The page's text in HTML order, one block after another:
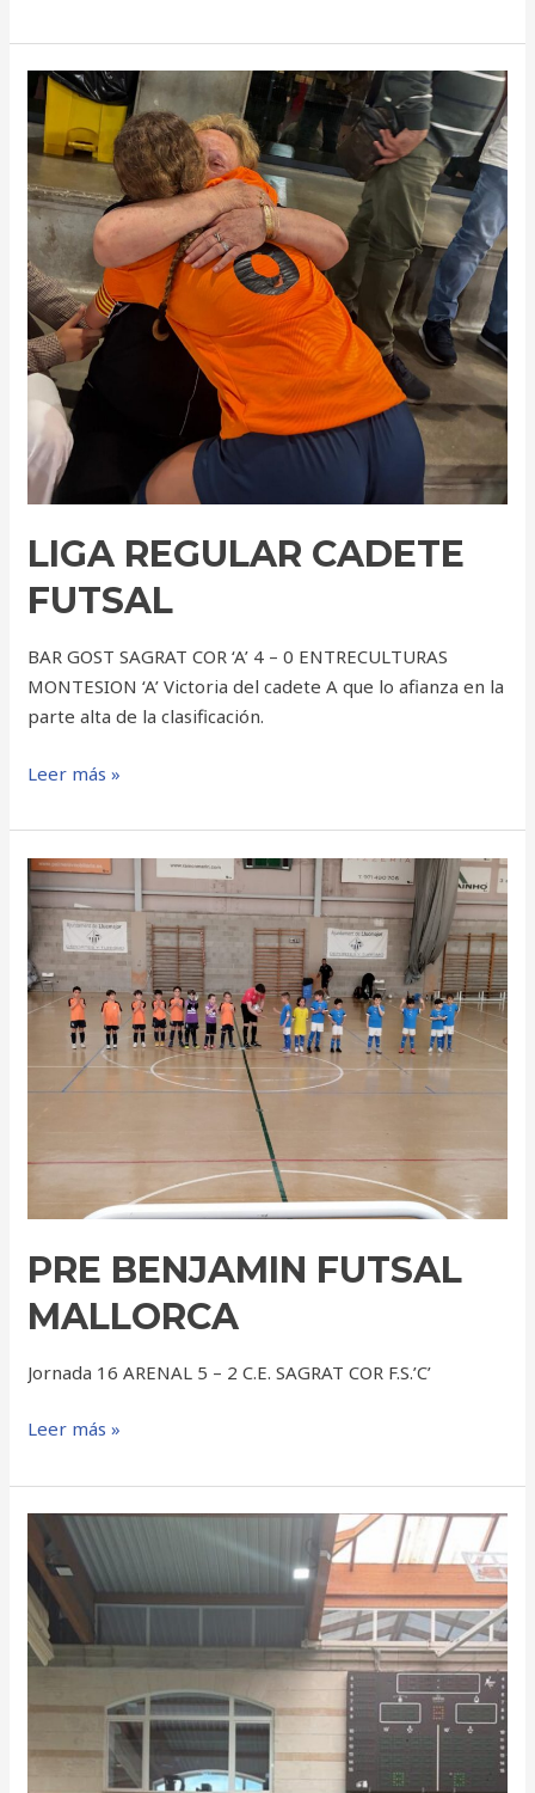
LIGA REGULAR CADETE
FUTSAL
BAR GOST SAGRAT COR ‘A’ 4 – 0 ENTRECULTURAS
MONTESION ‘A’ Victoria del cadete A que lo afianza en la
parte alta de la clasificación.
LIGA
REGULAR
CADETE
Leer más »
PRE BENJAMIN FUTSAL
MALLORCA
Jornada 16 ARENAL 5 – 2 C.E. SAGRAT COR F.S.’C’
PRE
BENJAMIN
FUTSAL
MALLORCA
Leer más »
TAEKWONDO
CAMPEONATO
DE
BALEARES
SUB-
2026